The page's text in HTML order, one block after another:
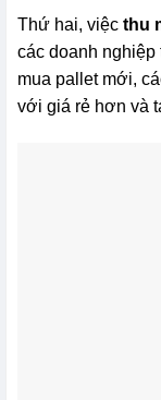
Thứ hai, việc thu
các doanh nghiệp
mua pallet mới,
với giá rẻ hơn và